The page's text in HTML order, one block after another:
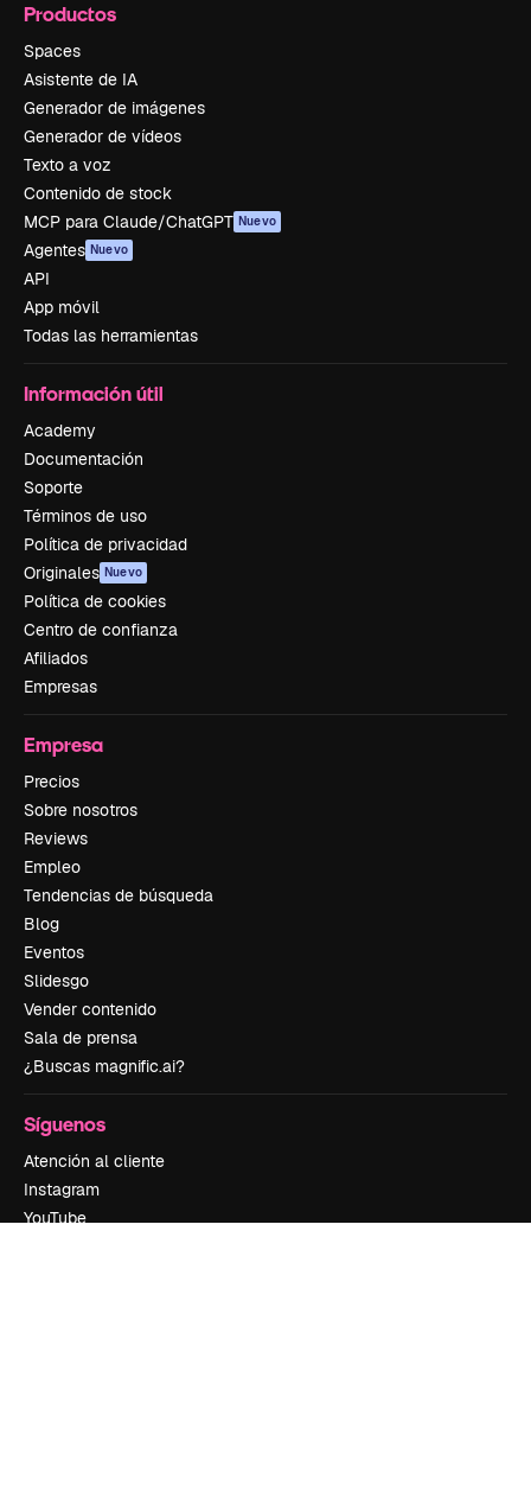
Productos
Spaces
Asistente de IA
Generador de imágenes
Generador de vídeos
Texto a voz
Contenido de stock
MCP para Claude/ChatGPT Nuevo
Agentes Nuevo
API
App móvil
Todas las herramientas
Información útil
Academy
Documentación
Soporte
Términos de uso
Política de privacidad
Originales Nuevo
Política de cookies
Centro de confianza
Afiliados
Empresas
Empresa
Precios
Sobre nosotros
Reviews
Empleo
Tendencias de búsqueda
Blog
Eventos
Slidesgo
Vender contenido
Sala de prensa
¿Buscas magnific.ai?
Síguenos
Atención al cliente
Instagram
YouTube